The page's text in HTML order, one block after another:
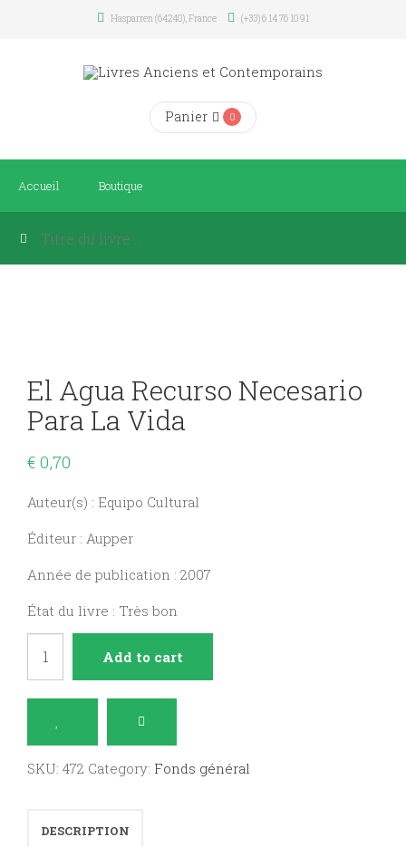
Hasparren (64240), France (+33) 6 14 76 10 91
Panier 0
Accueil Boutique
El Agua Recurso Necesario
Para La Vida
€ 0,70
Auteur(s) : Equipo Cultural
Éditeur : Aupper
Année de publication : 2007
État du livre : Très bon
recurso
necesario
quantity
Add to cart
SKU: 472 Category: Fonds général
DESCRIPTION